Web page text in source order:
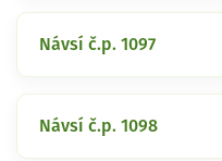
Návsí č.p. 1097
Návsí č.p. 1098